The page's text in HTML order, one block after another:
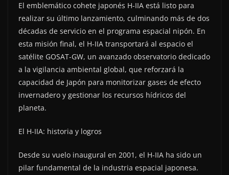
El emblemático cohete japonés H-IIA está listo para
realizar su último lanzamiento, culminando más de dos
décadas de servicio en el programa espacial nipón. En
esta misión final, el H-IIA transportará al espacio el
satélite GOSAT-GW, un avanzado observatorio dedicado
a la vigilancia ambiental global, que reforzará la
capacidad de Japón para monitorizar gases de efecto
invernadero y gestionar los recursos hídricos del
planeta.
El H-IIA: historia y logros
Desde su vuelo inaugural en 2001, el H-IIA ha sido un
pilar fundamental de la industria espacial japonesa.